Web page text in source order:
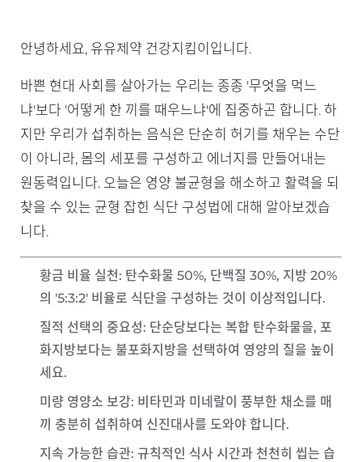
안녕하세요, 유유제약 건강지킴이입니다.
바쁜 현대 사회를 살아가는 우리는 종종 '무엇을 먹느
냐'보다 '어떻게 한 끼를 때우느냐'에 집중하곤 합니다. 하
지만 우리가 섭취하는 음식은 단순히 허기를 채우는 수단
이 아니라, 몸의 세포를 구성하고 에너지를 만들어내는
원동력입니다. 오늘은 영양 불균형을 해소하고 활력을 되
찾을 수 있는 균형 잡힌 식단 구성법에 대해 알아보겠습
니다.
황금 비율 실천: 탄수화물 50%, 단백질 30%, 지방 20%
의 '5:3:2' 비율로 식단을 구성하는 것이 이상적입니다.
질적 선택의 중요성: 단순당보다는 복합 탄수화물을, 포
화지방보다는 불포화지방을 선택하여 영양의 질을 높이
세요.
미량 영양소 보강: 비타민과 미네랄이 풍부한 채소를 매
끼 충분히 섭취하여 신진대사를 도와야 합니다.
지속 가능한 습관: 규칙적인 식사 시간과 천천히 씹는 습